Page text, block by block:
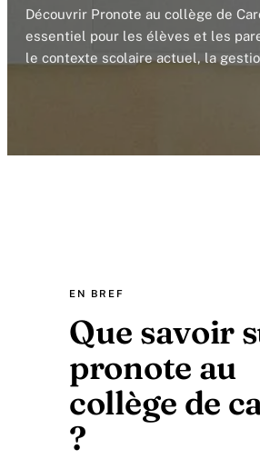
Découvrir Pronote au collège de
essentiel pour les élèves et les
le contexte scolaire actuel, la
EN BREF
Que savoir
pronote au
collège de
?